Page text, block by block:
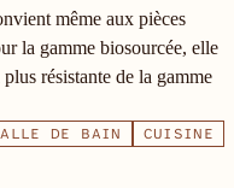
même aux pièces
la gamme biosourcée, elle
résistante de la gamme
DE BAIN
CUISINE